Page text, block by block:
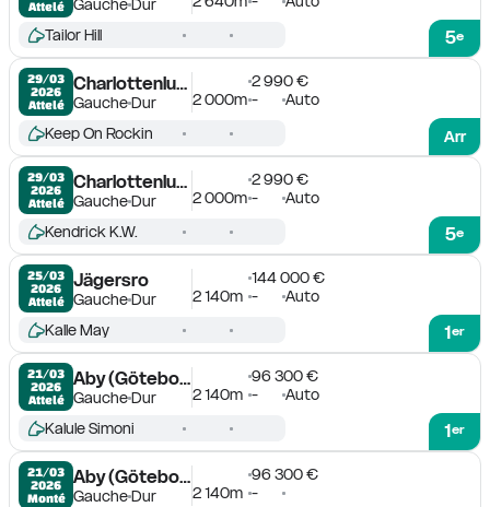
Attelé
5e
Tailor Hill
29/03
2026
Attelé
Charlottenlund
GaucheDur
2 990 €
2 000m -
Auto
Arr
Keep On Rockin
29/03
2026
Attelé
Charlottenlund
GaucheDur
2 990 €
2 000m - Auto
5e
Kendrick K.W.
25/03
2026
Attelé
Jägersro
GaucheDur
144 000 €
2 140m - Auto
1er
Kalle May
21/03
2026
Attelé
Aby (Göteborg)
GaucheDur
96 300 €
2 140m - Auto
1er
Kalule Simoni
21/03
2026
Monté
Aby (Göteborg)
GaucheDur
96 300 €
2 140m -